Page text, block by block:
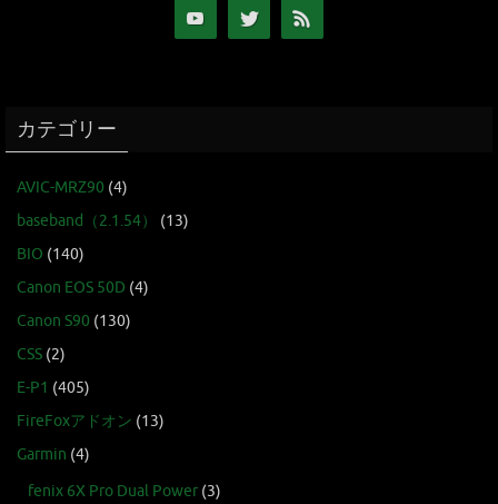
カテゴリー
AVIC-MRZ90 (4)
baseband（2.1.54）
(13)
BIO (140)
Canon EOS 50D (4)
Canon S90 (130)
CSS (2)
E-P1 (405)
FireFoxアドオン (13)
Garmin (4)
fenix 6X Pro Dual Power (3)